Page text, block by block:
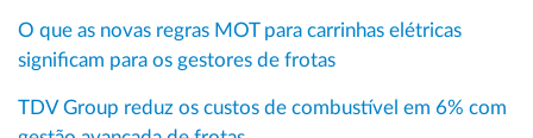
O que as novas regras MOT para carrinhas elétricas
significam para os gestores de frotas
TDV Group reduz os custos de combustível em 6% com